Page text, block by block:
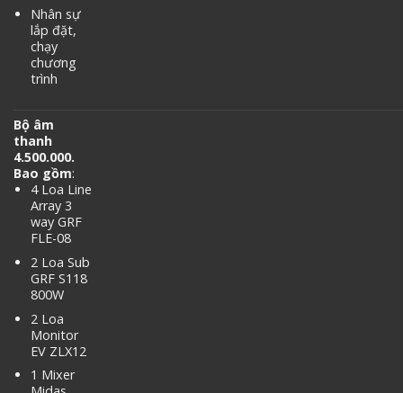
Nhân sự
lắp đặt,
chạy
chương
trình
Bộ âm
thanh
4.500.000.
Bao gồm:
4 Loa Line
Array 3
way GRF
FLE-08
2 Loa Sub
GRF S118
800W
2 Loa
Monitor
EV ZLX12
1 Mixer